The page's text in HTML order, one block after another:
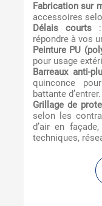
Fabrication sur
accessoires
Délais courts :
répondre à vos
Peinture PU
pour usage
Barreaux anti-
quinconce
battante d’entrer.
Grillage de
selon les
d’air en
techniques,